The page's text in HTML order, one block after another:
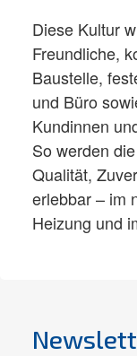
Diese Kultur
Freundliche,
Baustelle,
und Büro
Kundinnen
So werden
Qualität,
erlebbar – im
Heizung und